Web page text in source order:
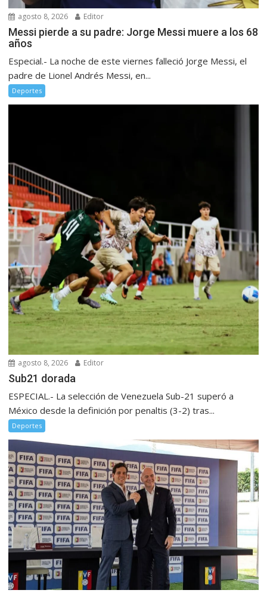
agosto 8, 2026 Editor
Messi pierde a su padre: Jorge Messi muere a los 68
años
Especial.- La noche de este viernes falleció Jorge Messi, el
padre de Lionel Andrés Messi, en...
Deportes
agosto 8, 2026 Editor
Sub21 dorada
ESPECIAL.- La selección de Venezuela Sub-21 superó a
México desde la definición por penaltis (3-2) tras...
Deportes